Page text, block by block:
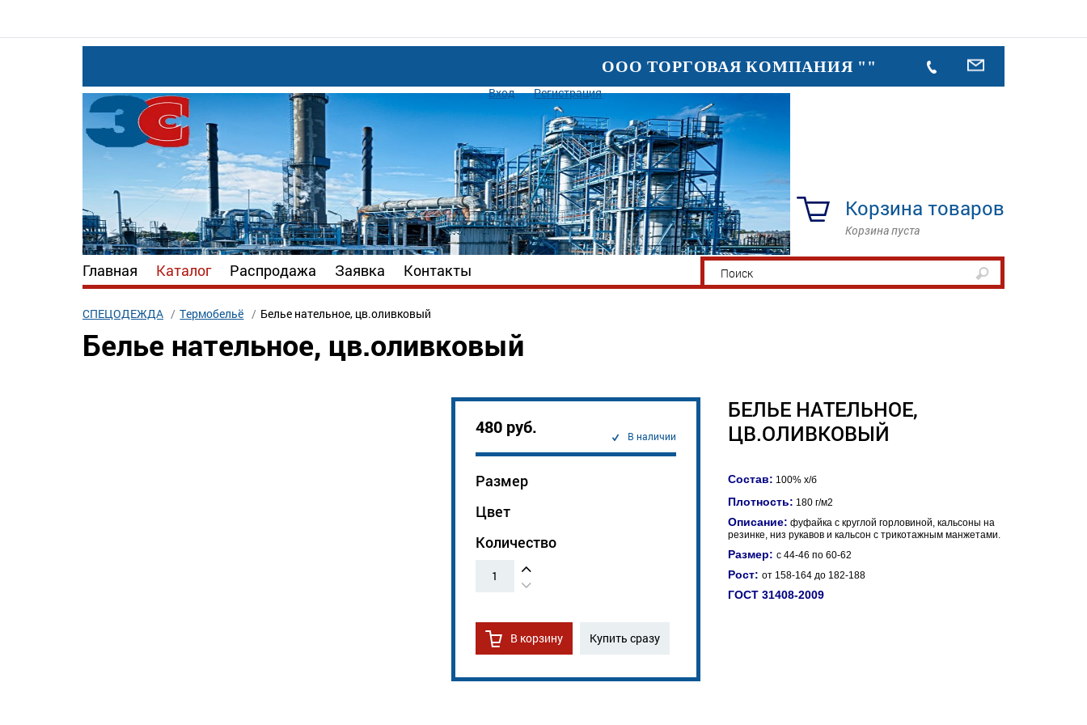
ООО ТОРГОВАЯ КОМПАНИЯ ""
Вход Регистрация
Корзина товаров
Корзина пуста
Главная Каталог Распродажа Заявка Контакты
СПЕЦОДЕЖДА Термобельё Белье нательное, цв.оливковый
Белье нательное, цв.оливковый
480 руб. В наличии
Размер
Цвет
Количество
1
В корзину Купить сразу
БЕЛЬЕ НАТЕЛЬНОЕ,
ЦВ.ОЛИВКОВЫЙ
Состав: 100% х/б
Плотность: 180 г/м2
Описание: фуфайка с круглой горловиной, кальсоны на
резинке, низ рукавов и кальсон с трикотажным манжетами.
Размер: с 44-46 по 60-62
Рост: от 158-164 до 182-188
ГОСТ 31408-2009